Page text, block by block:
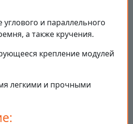
и параллельного
а также кручения.
крепление модулей
легкими и прочными